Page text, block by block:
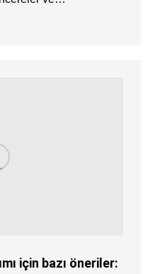
için bazı öneriler: